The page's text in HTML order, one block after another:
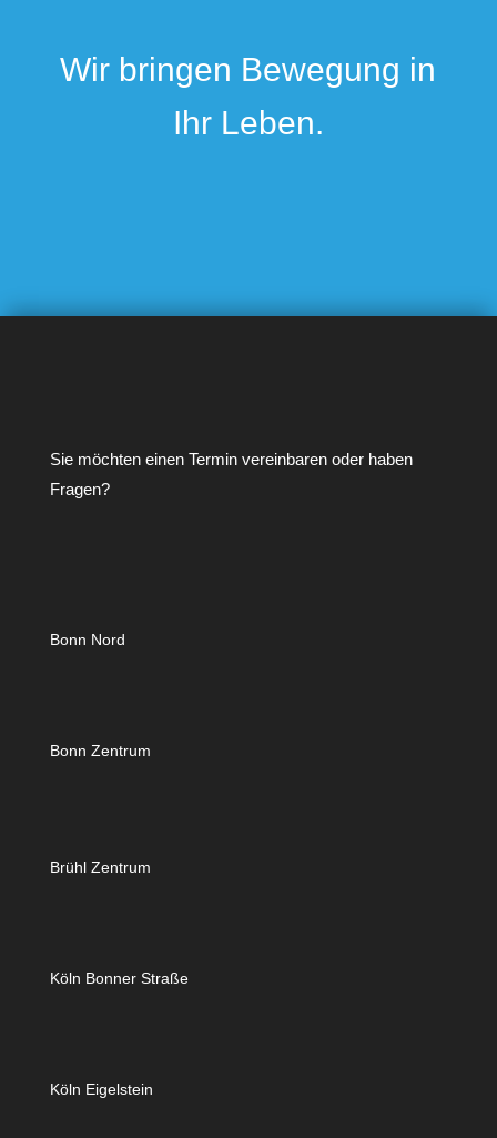
Wir bringen Bewegung in
Ihr Leben.
Sie möchten einen Termin vereinbaren oder haben
Fragen?
Bonn Nord
Bonn Zentrum
Brühl Zentrum
Köln Bonner Straße
Köln Eigelstein